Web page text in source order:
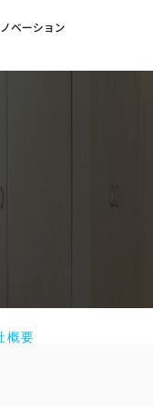
ベーション
概要